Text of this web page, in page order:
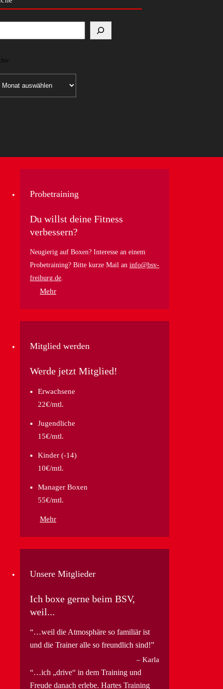
Probetraining
Du willst deine Fitness
verbessern?
Neugierig auf Boxen? Interesse an einem
Probetraining? Bitte kurze Mail an info@bsv-
freiburg.de
Mehr
Mitglied werden
Werde jetzt Mitglied!
Erwachsene
22€/mtl.
Jugendliche
15€/mtl.
Kinder (-14)
10€/mtl.
Manager Boxen
55€/mtl.
Mehr
Unsere Mitglieder
Ich boxe gerne beim BSV,
weil...
…weil die Atmosphäre so familiär ist
und die Trainer alle so freundlich sind!
Karla
…ich „drive“ in dem Training und
Freude danach erlebe. Hartes Training